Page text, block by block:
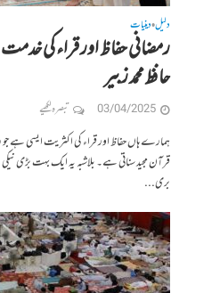
دلیل•دینیات
رمضانی حفاظ اور قراء کی
حافظ محمد زبیر
03/04/2025 تبصرہ لکھیے
ہمارے ہاں حفاظ اور قراء کی اکثریت ایسی ہے
قرآن مجید سناتی ہے۔ بلاشبہ یہ ایک بہت بڑی
بری...